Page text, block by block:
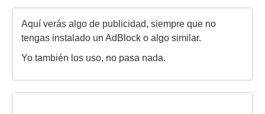
Aquí verás algo de publicidad, siempre que no
tengas instalado un AdBlock o algo similar.
Yo también los uso, no pasa nada.